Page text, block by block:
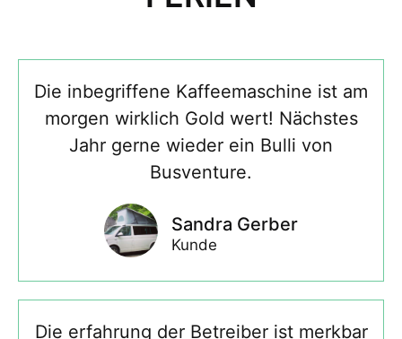
Die inbegriffene Kaffeemaschine ist am
morgen wirklich Gold wert! Nächstes
Jahr gerne wieder ein Bulli von
Busventure.
Sandra Gerber
Kunde
Die erfahrung der Betreiber ist merkbar